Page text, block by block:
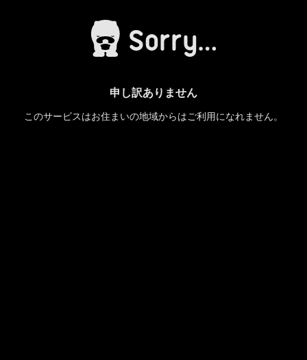
申し訳ありません
このサービスはお住まいの地域からはご利用になれません。